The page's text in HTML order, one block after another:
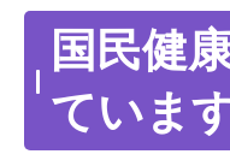
国民健
ています